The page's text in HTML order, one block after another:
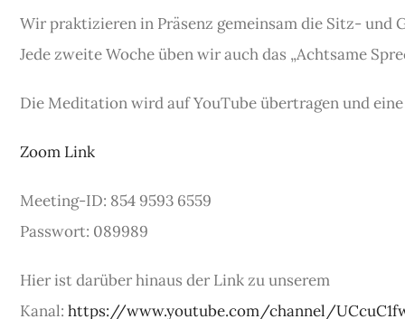
Wir praktizieren in Präsenz gemeinsam die Sitz- und
Jede zweite Woche üben wir auch das „Achtsame
Die Meditation wird auf YouTube übertragen und
Zoom Link
Meeting-ID: 854 9593 6559
Passwort: 089989
Hier ist darüber hinaus der Link zu unserem
Kanal:https://www.youtube.com/channel/